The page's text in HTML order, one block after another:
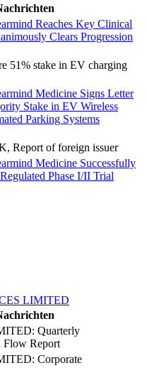
Reaches Key Clinical
Clears Progression
51% stake in EV charging
Medicine Signs Letter
Stake in EV Wireless
Parking Systems
Report of foreign issuer
Medicine Successfully
Phase I/II Trial
LIMITED
Quarterly
Flow Report
Corporate